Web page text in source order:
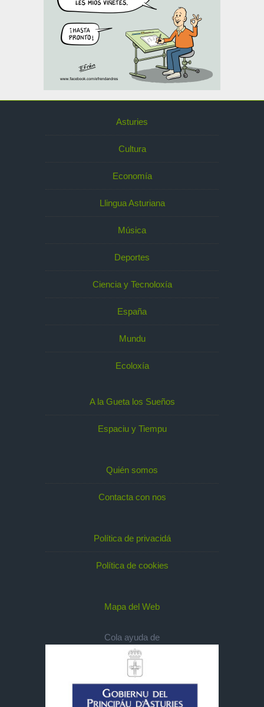
Asturies
Cultura
Economía
Llingua Asturiana
Música
Deportes
Ciencia y Tecnoloxía
España
Mundu
Ecoloxía
A la Gueta los Sueños
Espaciu y Tiempu
Quién somos
Contacta con nos
Política de privacidá
Política de cookies
Mapa del Web
Cola ayuda de